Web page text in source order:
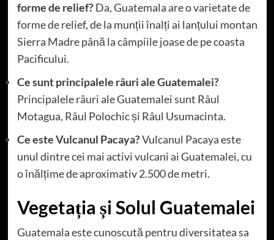
forme de relief?Da, Guatemala are o varietate de
forme de relief, de la munții înalți ai lanțului montan
Sierra Madre până la câmpiile joase de pe coasta
Pacificului.
Ce sunt principalele râuri ale Guatemalei?
Principalele râuri ale Guatemalei sunt Râul
Motagua, Râul Polochic și Râul Usumacinta.
Ce este Vulcanul Pacaya?Vulcanul Pacaya este
unul dintre cei mai activi vulcani ai Guatemalei, cu
o înălțime de aproximativ 2.500 de metri.
Vegetația și Solul Guatemalei
Guatemala este cunoscută pentru diversitatea sa